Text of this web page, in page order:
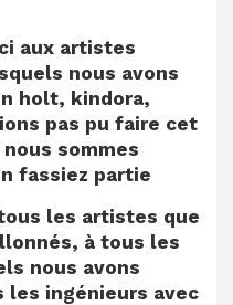
aux artistes
nous avons
holt, kindora,
pas pu faire cet
sommes
fassiez partie
les artistes que
à tous les
nous avons
ingénieurs avec